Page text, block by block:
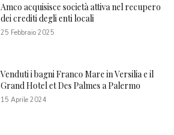
Amco acquisisce società attiva nel recupero
dei crediti degli enti locali
25 Febbraio 2025
Venduti i bagni Franco Mare in Versilia e il
Grand Hotel et Des Palmes a Palermo
15 Aprile 2024